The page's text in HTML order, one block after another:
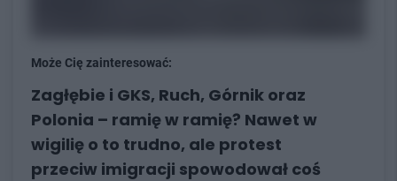
Może Cię zainteresować:
Zagłębie i GKS, Ruch, Górnik oraz
Polonia – ramię w ramię? Nawet w
wigilię o to trudno, ale protest
przeciw imigracji spowodował coś